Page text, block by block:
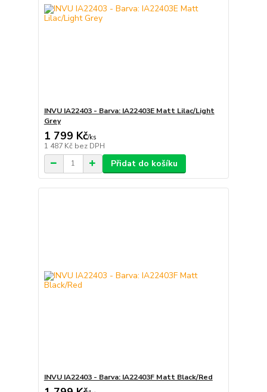
INVU IA22403 - Barva: IA22403E Matt Lilac/Light
Grey
1 799 Kč/ks
1 487 Kč bez DPH
Přidat do košíku
INVU IA22403 - Barva: IA22403F Matt Black/Red